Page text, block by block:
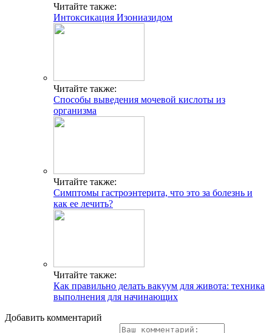
Читайте также:
Интоксикация Изониазидом
Читайте также:
Способы выведения мочевой кислоты из
организма
Читайте также:
Симптомы гастроэнтерита, что это за болезнь и
как ее лечить?
Читайте также:
Как правильно делать вакуум для живота: техника
выполнения для начинающих
Добавить комментарий